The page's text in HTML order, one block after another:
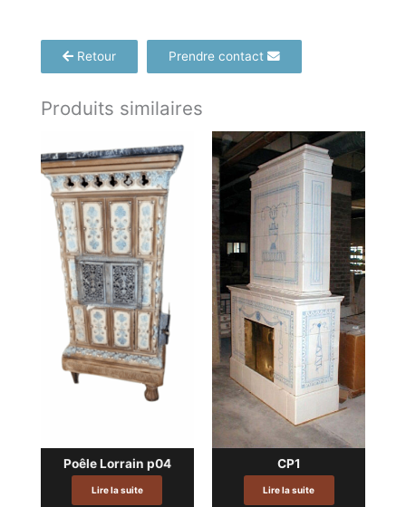
Retour Prendre contact
Produits similaires
Poêle Lorrain p04
Lire la suite
CP1
Lire la suite